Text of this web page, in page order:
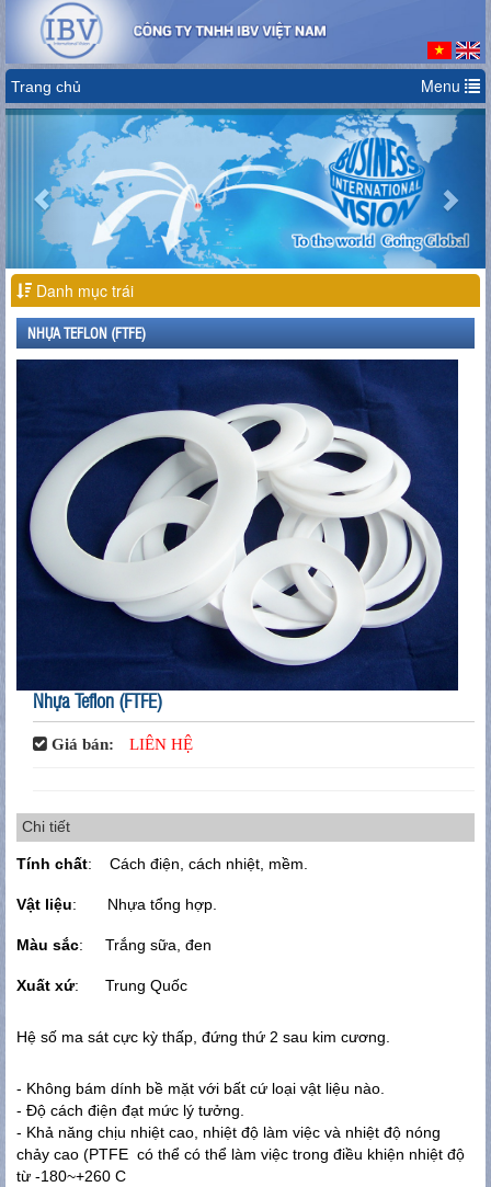
Trang chủ Menu
Previous
Danh mục trái
NHỰA TEFLON (FTFE)
Nhựa Teflon (FTFE)
Giá bán: LIÊN HỆ
Chi tiết
Tính chất: Cách điện, cách nhiệt, mềm.
Vật liệu: Nhựa tổng hợp.
Màu sắc: Trắng sữa, đen
Xuất xứ: Trung Quốc
Hệ số ma sát cực kỳ thấp, đứng thứ 2 sau kim cương.
- Không bám dính bề mặt với bất cứ loại vật liệu nào.
- Độ cách điện đạt mức lý tưởng.
- Khả năng chịu nhiệt cao, nhiệt độ làm việc và nhiệt độ nóng
chảy cao (PTFE có thể có thể làm việc trong điều khiện nhiệt độ
từ -180~+260 C